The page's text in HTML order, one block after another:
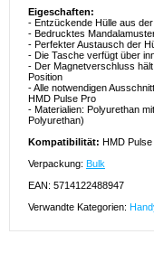
Eigeschaften:
- Entzückende Hülle aus
- Bedrucktes
- Perfekter Austausch der
- Die Tasche verfügt über
- Der Magnetverschluss
Position
- Alle notwendigen
HMD Pulse Pro
- Materialien: Polyurethan
Polyurethan)
Kompatibilität: HMD
Verpackung: Bulk
EAN: 5714122488947
Verwandte Kategorien: